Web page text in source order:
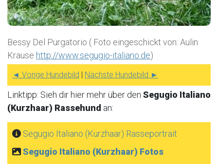
Bessy Del Purgatorio ( Foto eingeschickt von: Aulin
Krause http://www.segugio-italiano.de)
◄ Vorige Hundebild Nächste Hundebild ►
Linktipp: Sieh dir hier mehr über den Segugio Italiano
(Kurzhaar) Rassehund an:
Segugio Italiano (Kurzhaar) Rasseportrait
Segugio Italiano (Kurzhaar) Fotos